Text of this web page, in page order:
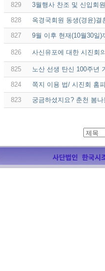
829 3월행사 찬조 및 신입회
828 옥경국회원 동생(경윤)결
827 9월 이후 현재(10월30일
826 사신유포에 대한 시진회
825 노산 선생 탄신 100주년
824 쪽지 이용 법/ 시진회 홈
823 궁금하셨지요? 춘천 봄